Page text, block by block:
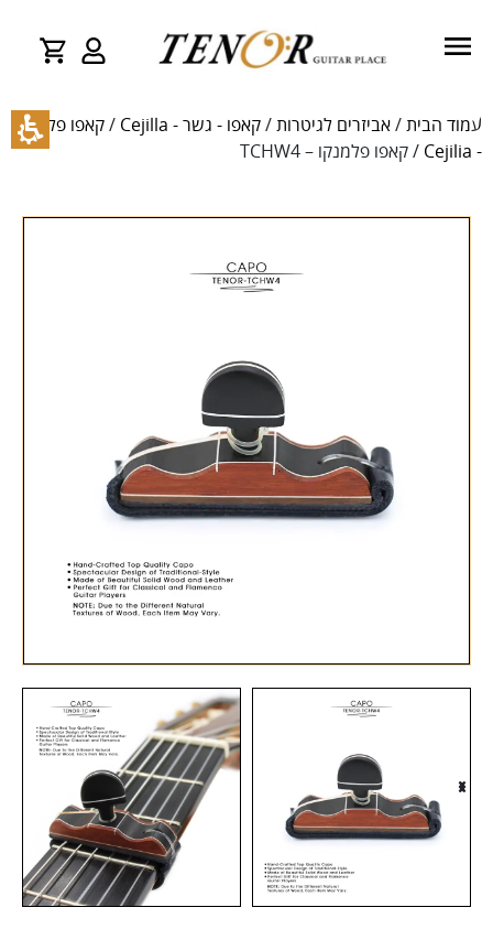
עמוד הבית / אביזרים לגיטרות / קאפו - גשר - Cejilla / קאפו פלמנקו
- Cejilia
/ קאפו פלמנקו – TCHW4